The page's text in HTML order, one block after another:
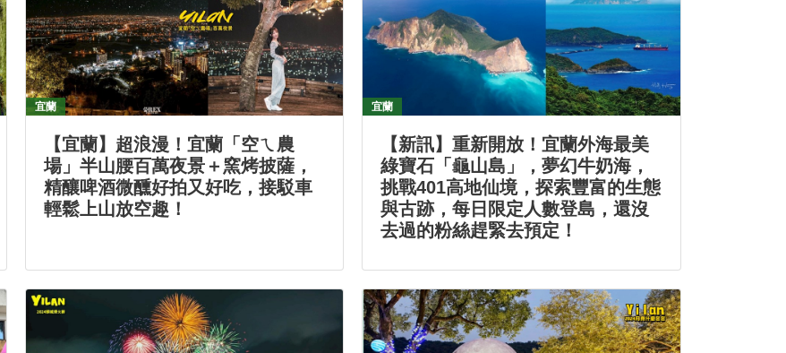
宜蘭
【宜蘭】超浪漫！宜蘭「空ㄟ農
場」半山腰百萬夜景＋窯烤披薩，
精釀啤酒微醺好拍又好吃，接駁車
輕鬆上山放空趣！
宜蘭
【新訊】重新開放！宜蘭外海最美
綠寶石「龜山島」，夢幻牛奶海，
挑戰401高地仙境，探索豐富的生態
與古跡，每日限定人數登島，還沒
去過的粉絲趕緊去預定！